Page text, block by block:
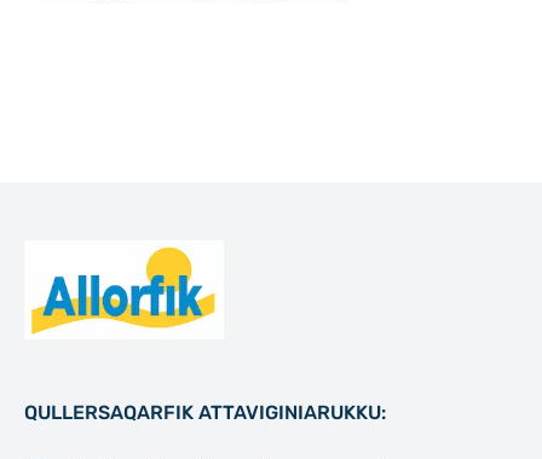
QULLERSAQARFIK ATTAVIGINIARUKKU: